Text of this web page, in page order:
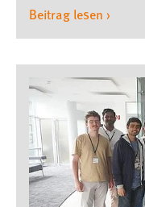
Beitrag lesen ›